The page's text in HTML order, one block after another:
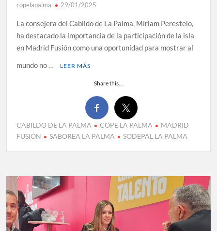
copelapalma 29/01/2025
La consejera del Cabildo de La Palma, Míriam Perestelo,
ha destacado la importancia de la participación de la isla
en Madrid Fusión como una oportunidad para mostrar al
mundo no …
LEER MÁS
Share this...
CABILDO DE LA PALMA COPE LA PALMA
MADRID
FUSIÓN
SABOREA LA PALMA SODEPAL LA PALMA